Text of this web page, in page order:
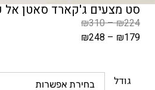
סט מצעים ג'קארד סאטן אל
₪224
–
₪310
₪179
–
₪248
הואגודל